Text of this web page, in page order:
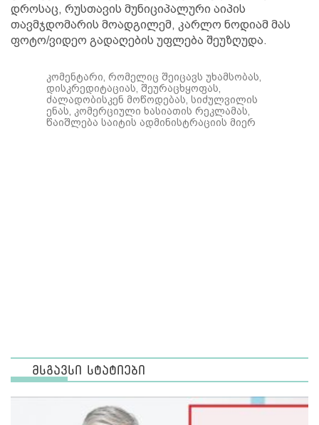
დროსაც, რუსთავის მუნიციპალური აიპის
თავმჯდომარის მოადგილემ, კარლო ნოდიამ მას
ფოტო/ვიდეო გადაღების უფლება შეუზღუდა.
კომენტარი, რომელიც შეიცავს უხამსობას,
დისკრედიტაციას, შეურაცხყოფას,
ძალადობისკენ მოწოდებას, სიძულვილის
ენას, კომერციული ხასიათის რეკლამას,
წაიშლება საიტის ადმინისტრაციის მიერ
მსგავსი სტატიები